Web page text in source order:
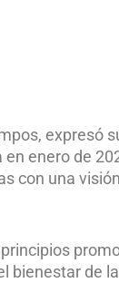
expresó
enero de
con una
bienestar de